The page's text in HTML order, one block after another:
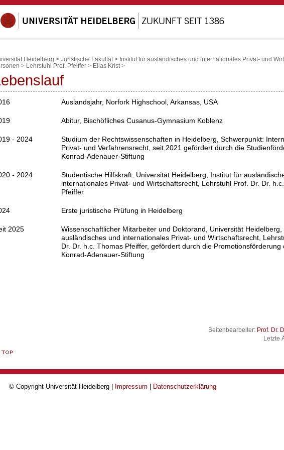
Heidelberg > Juristische Fakultät > Institut für ausländisches und internationales Privat- und
> Lehrstuhl Prof. Pfeiffer > Elias Krist >
Auslandsjahr, Norfork Highschool, Arkansas, USA
Abitur, Bischöfliches Cusanus-Gymnasium Koblenz
- 2024
Studium der Rechtswissenschaften in Heidelberg, Schwerpunkt:
Privat- und Verfahrensrecht, seit 2021 gefördert durch die
Konrad-Adenauer-Stiftung
- 2024
Studentische Hilfskraft, Universität Heidelberg, Institut für
internationales Privat- und Wirtschaftsrecht, Lehrstuhl Prof. Dr. Dr.
Pfeiffer
Erste juristische Prüfung in Heidelberg
2025
Wissenschaftlicher Mitarbeiter und Doktorand, Universität
ausländisches und internationales Privat- und Wirtschaftsrecht,
Dr. Dr. h.c. Thomas Pfeiffer, gefördert durch die Promotionsförderung
Konrad-Adenauer-Stiftung
Seitenbearbeiter: Prof. Dr.
Letzte
© Copyright Universität Heidelberg | Impressum Datenschutzerklärung